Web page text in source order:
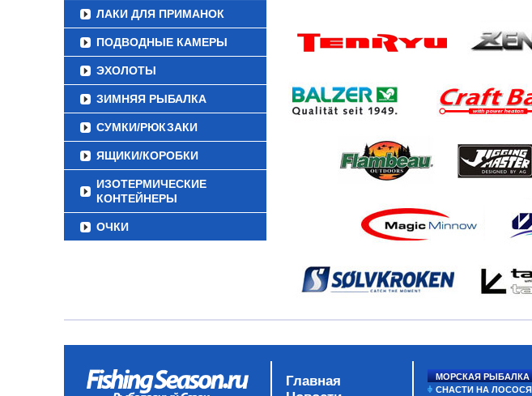
ЛАКИ ДЛЯ ПРИМАНОК
ПОДВОДНЫЕ КАМЕРЫ
ЭХОЛОТЫ
ЗИМНЯЯ РЫБАЛКА
СУМКИ/РЮКЗАКИ
ЯЩИКИ/КОРОБКИ
ИЗОТЕРМИЧЕСКИЕ
КОНТЕЙНЕРЫ
ОЧКИ
Главная
МОРСКАЯ РЫБАЛКА
СНАСТИ НА ЛОСОСЯ